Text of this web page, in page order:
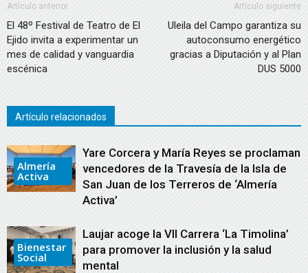
Artículo anterior
El 48º Festival de Teatro de El
Ejido invita a experimentar un
mes de calidad y vanguardia
escénica
Artículo siguiente
Uleila del Campo garantiza su
autoconsumo energético
gracias a Diputación y al Plan
DUS 5000
Artículo relacionados
Almería
Activa
Yare Corcera y María Reyes se proclaman
vencedores de la Travesía de la Isla de
San Juan de los Terreros de ‘Almería
Activa’
Bienestar
Social
Laujar acoge la VII Carrera ‘La Timolina’
para promover la inclusión y la salud
mental